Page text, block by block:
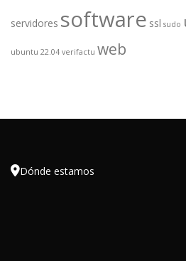
servidores software ssl sudo
ubuntu 22.04 verifactu web
Dónde estamos